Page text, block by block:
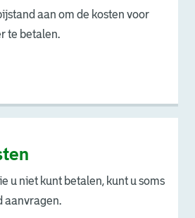
aan om de kosten voor
te betalen.
u niet kunt betalen, kunt u soms
aanvragen.